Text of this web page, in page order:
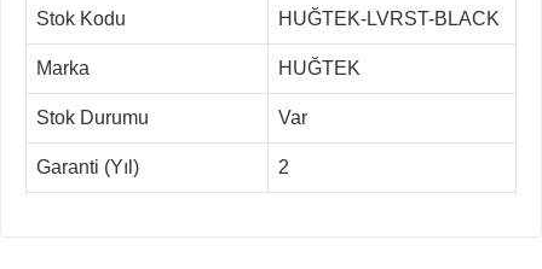
Stok Kodu HUĞTEK-LVRST-BLACK
Marka HUĞTEK
Stok Durumu Var
Garanti (Yıl) 2